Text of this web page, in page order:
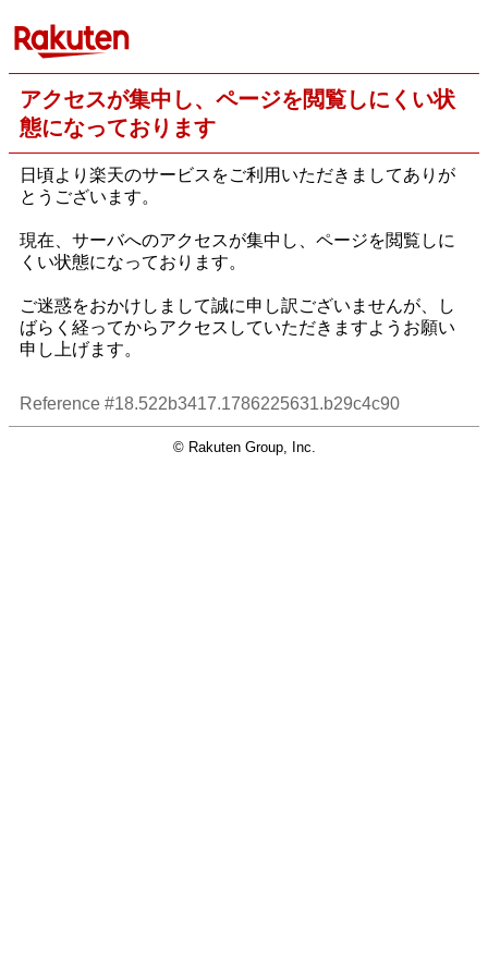
アクセスが集中し、ページを閲覧しにくい状
態になっております
日頃より楽天のサービスをご利用いただきましてありが
とうございます。
現在、サーバへのアクセスが集中し、ページを閲覧しに
くい状態になっております。
ご迷惑をおかけしまして誠に申し訳ございませんが、し
ばらく経ってからアクセスしていただきますようお願い
申し上げます。
Reference #18.522b3417.1786225631.b29c4c90
© Rakuten Group, Inc.